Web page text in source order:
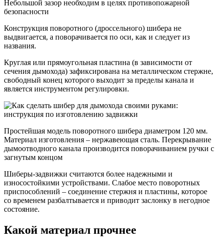
Небольшой зазор необходим в целях противопожарной
безопасности
Конструкция поворотного (дроссельного) шибера не
выдвигается, а поворачивается по оси, как и следует из
названия.
Круглая или прямоугольная пластина (в зависимости от
сечения дымохода) зафиксирована на металлическом стержне,
свободный конец которого выходит за пределы канала и
является инструментом регулировки.
Простейшая модель поворотного шибера диаметром 120 мм.
Материал изготовления – нержавеющая сталь. Перекрывание
дымоотводного канала производится поворачиванием ручки с
загнутым концом
Шиберы-задвижки считаются более надежными и
износостойкими устройствами. Слабое место поворотных
приспособлений – соединение стержня и пластины, которое
со временем разбалтывается и приводит заслонку в негодное
состояние.
Какой материал прочнее